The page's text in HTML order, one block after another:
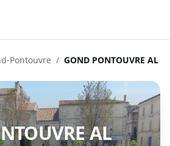
Pontouvre / GOND PONTOUVRE AL
AL